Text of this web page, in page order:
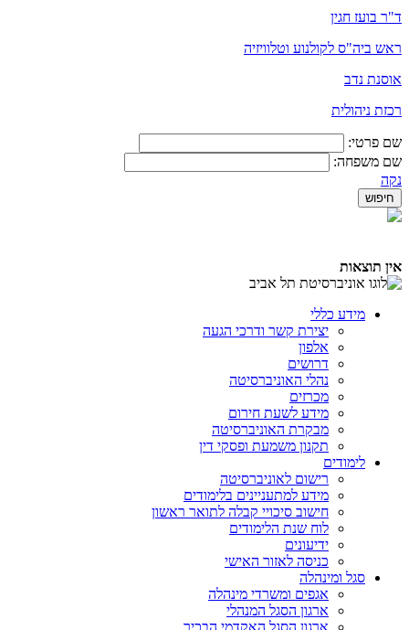
ד"ר בועז חגין
ראש ביה"ס לקולנוע וטלוויזיה
אוסנת נדב
רכזת ניהולית
שם פרטי:
שם משפחה:
נקה
אין תוצאות
מידע כללי
יצירת קשר ודרכי הגעה
אלפון
דרושים
נהלי האוניברסיטה
מכרזים
מידע לשעת חירום
מבקרת האוניברסיטה
תקנון משמעת ופסקי דין
לימודים
רישום לאוניברסיטה
מידע למתעניינים בלימודים
חישוב סיכויי קבלה לתואר ראשון
לוח שנת הלימודים
ידיעונים
כניסה לאזור האישי
סגל ומינהלה
אגפים ומשרדי מינהלה
ארגון הסגל המנהלי